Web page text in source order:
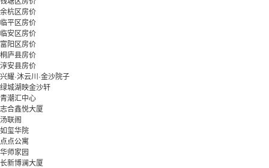
余杭区房价
临平区房价
临安区房价
富阳区房价
桐庐县房价
淳安县房价
兴耀·沐云川·金沙院子
绿城湖映金沙轩
青潮汇中心
志合鑫悦大厦
汤联阁
如玺华院
点点公寓
华师家园
长新博澜大厦